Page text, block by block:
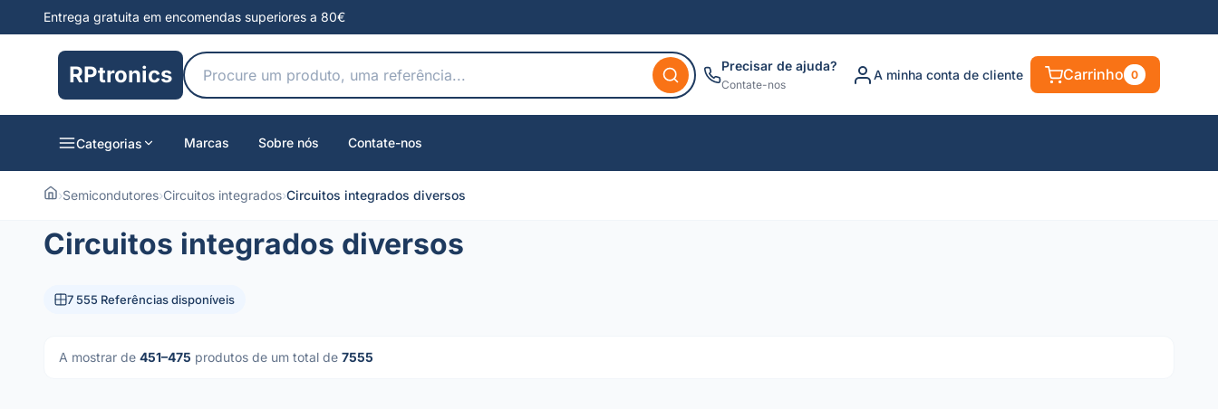
Entrega gratuita em encomendas superiores a 80€
RPtronics Precisar de ajuda?
Contate-nos
A minha conta de cliente Carrinho 0
Categorias Marcas Sobre nós Contate-nos
›Semicondutores›Circuitos integrados›Circuitos integrados diversos
Circuitos integrados diversos
7 555 Referências disponíveis
A mostrar de 451–475 produtos de um total de 7555